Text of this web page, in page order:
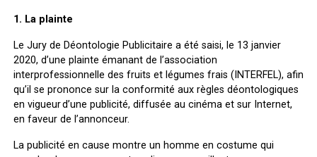
1. La plainte
Le Jury de Déontologie Publicitaire a été saisi, le 13 janvier
2020, d’une plainte émanant de l’association
interprofessionnelle des fruits et légumes frais (INTERFEL), afin
qu’il se prononce sur la conformité aux règles déontologiques
en vigueur d’une publicité, diffusée au cinéma et sur Internet,
en faveur de l’annonceur.
La publicité en cause montre un homme en costume qui